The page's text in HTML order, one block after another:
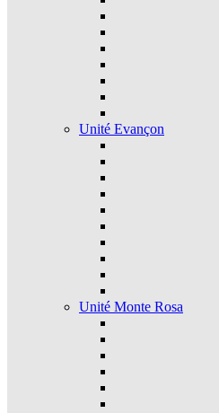
Unité Evançon
Unité Monte Rosa